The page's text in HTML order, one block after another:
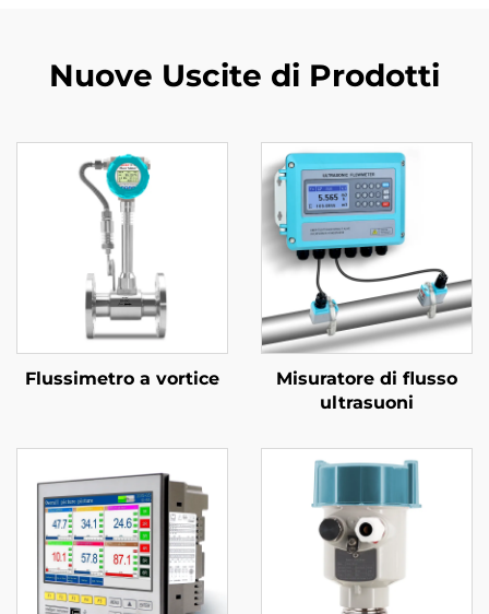
Nuove Uscite di Prodotti
Flussimetro a vortice
Misuratore di flusso
ultrasuoni